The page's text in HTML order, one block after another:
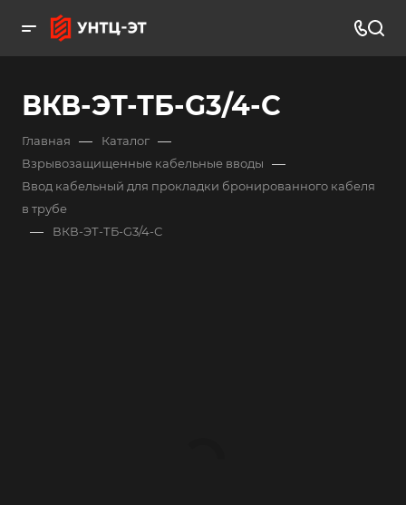
ВКВ-ЭТ-ТБ-G3/4-С
Главная — Каталог —
Взрывозащищенные кабельные вводы —
Ввод кабельный для прокладки бронированного кабеля
в трубе
— ВКВ-ЭТ-ТБ-G3/4-С